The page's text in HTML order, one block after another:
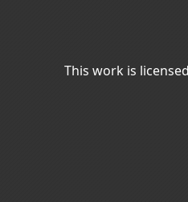
This work is